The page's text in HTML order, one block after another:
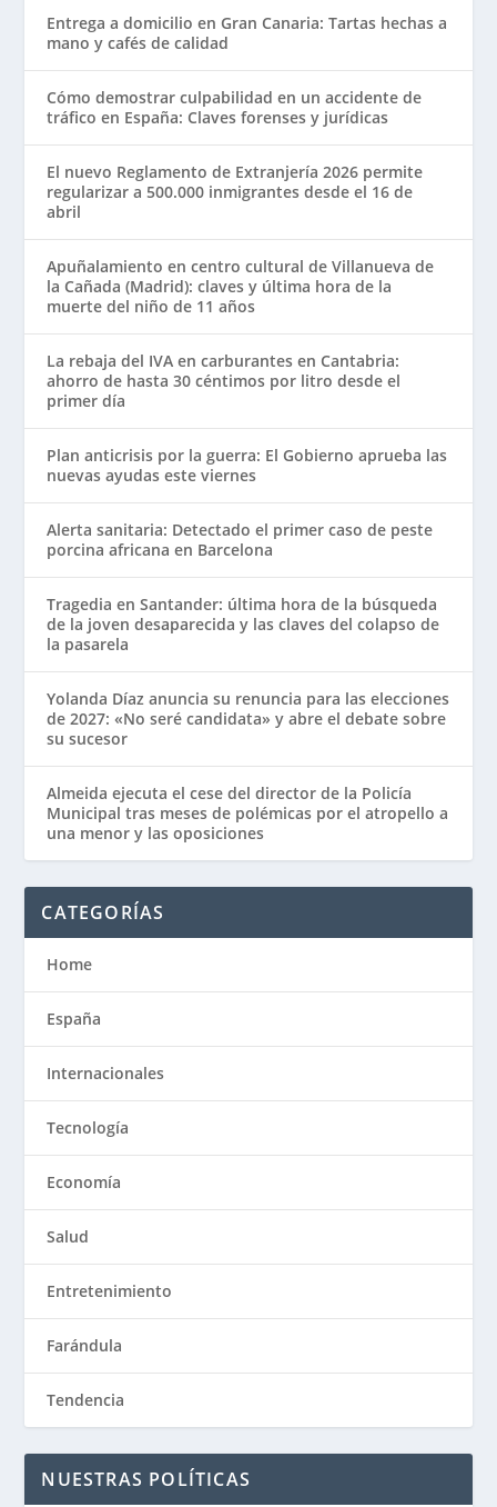
Entrega a domicilio en Gran Canaria: Tartas hechas a
mano y cafés de calidad
Cómo demostrar culpabilidad en un accidente de
tráfico en España: Claves forenses y jurídicas
El nuevo Reglamento de Extranjería 2026 permite
regularizar a 500.000 inmigrantes desde el 16 de
abril
Apuñalamiento en centro cultural de Villanueva de
la Cañada (Madrid): claves y última hora de la
muerte del niño de 11 años
La rebaja del IVA en carburantes en Cantabria:
ahorro de hasta 30 céntimos por litro desde el
primer día
Plan anticrisis por la guerra: El Gobierno aprueba las
nuevas ayudas este viernes
Alerta sanitaria: Detectado el primer caso de peste
porcina africana en Barcelona
Tragedia en Santander: última hora de la búsqueda
de la joven desaparecida y las claves del colapso de
la pasarela
Yolanda Díaz anuncia su renuncia para las elecciones
de 2027: «No seré candidata» y abre el debate sobre
su sucesor
Almeida ejecuta el cese del director de la Policía
Municipal tras meses de polémicas por el atropello a
una menor y las oposiciones
CATEGORÍAS
Home
España
Internacionales
Tecnología
Economía
Salud
Entretenimiento
Farándula
Tendencia
NUESTRAS POLÍTICAS